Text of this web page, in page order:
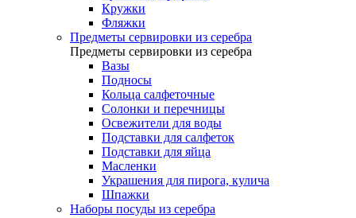
Кружки
Фляжки
Предметы сервировки из серебра
Предметы сервировки из серебра
Вазы
Подносы
Кольца салфеточные
Солонки и перечницы
Освежители для воды
Подставки для салфеток
Подставки для яйца
Масленки
Украшения для пирога, кулича
Шпажки
Наборы посуды из серебра